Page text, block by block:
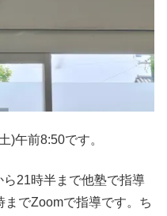
)午前8:50です。
21時半まで他塾で指導
までZoomで指導です。ち